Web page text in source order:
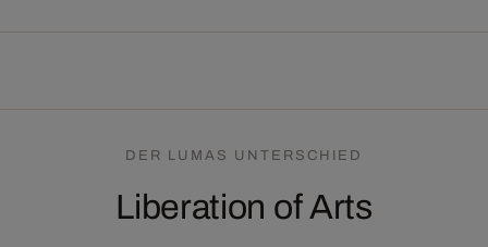
DER LUMAS UNTERSCHIED
Liberation of Arts